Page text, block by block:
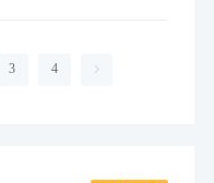
3 4 